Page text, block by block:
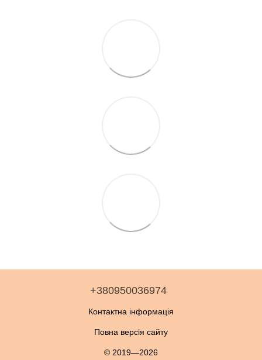
+380950036974
Контактна інформація
Повна версія сайту
© 2019—2026